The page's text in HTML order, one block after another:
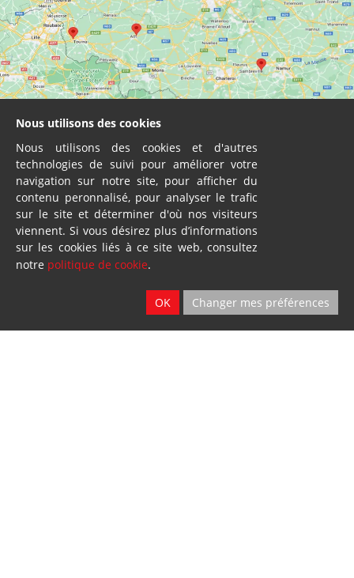
Vente - Service
Ath & Namur
Nous utilisons des cookies
Nous utilisons des cookies et d'autres
technologies de suivi pour améliorer votre
navigation sur notre site, pour afficher du
contenu peronnalisé, pour analyser le trafic
sur le site et déterminer d'où nos visiteurs
viennent. Si vous désirez plus d’informations
sur les cookies liés à ce site web, consultez
notre politique de cookie.
OK Changer mes préférences